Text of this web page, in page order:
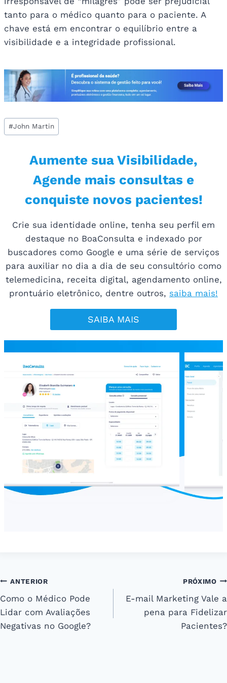
tanto para o médico quanto para o paciente. A
chave está em encontrar o equilíbrio entre a
visibilidade e a integridade profissional.
Tags
do
#John Martin
Aumente sua Visibilidade,
Agende mais consultas e
conquiste novos pacientes!
Crie sua identidade online, tenha seu perfil em
destaque no BoaConsulta e indexado por
buscadores como Google e uma série de serviços
para auxiliar no dia a dia de seu consultório como
telemedicina, receita digital, agendamento online,
prontuário eletrônico, dentre outros, saiba mais!
SAIBA MAIS
Navegação
de
Post
ANTERIOR
Como o Médico Pode
Lidar com Avaliações
Negativas no Google?
PRÓXIMO
E-mail Marketing Vale a
pena para Fidelizar
Pacientes?